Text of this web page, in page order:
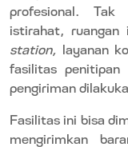
profesional.
istirahat, ruangan
station,
layanan
fasilitas penitipan
pengiriman
Fasilitas ini bisa
mengirimkan